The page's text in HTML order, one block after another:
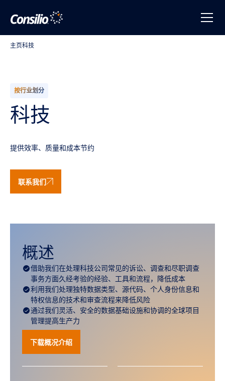
主页科技
按行业划分
科技
提供效率、质量和成本节约
联系我们
概述
借助我们在处理科技公司常见的诉讼、调查和尽职调查
事务方面久经考验的经验、工具和流程，降低成本
利用我们处理独特数据类型、源代码、个人身份信息和
特权信息的技术和审查流程来降低风险
通过我们灵活、安全的数据基础设施和协调的全球项目
管理提高生产力
下载概况介绍